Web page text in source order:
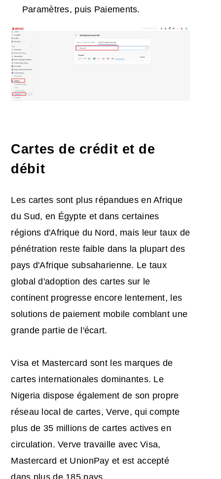
Paramètres, puis Paiements.
Cartes de crédit et de
débit
Les cartes sont plus répandues en Afrique
du Sud, en Égypte et dans certaines
régions d'Afrique du Nord, mais leur taux de
pénétration reste faible dans la plupart des
pays d'Afrique subsaharienne. Le taux
global d'adoption des cartes sur le
continent progresse encore lentement, les
solutions de paiement mobile comblant une
grande partie de l'écart.
Visa et Mastercard sont les marques de
cartes internationales dominantes. Le
Nigeria dispose également de son propre
réseau local de cartes, Verve, qui compte
plus de 35 millions de cartes actives en
circulation. Verve travaille avec Visa,
Mastercard et UnionPay et est accepté
dans plus de 185 pays.